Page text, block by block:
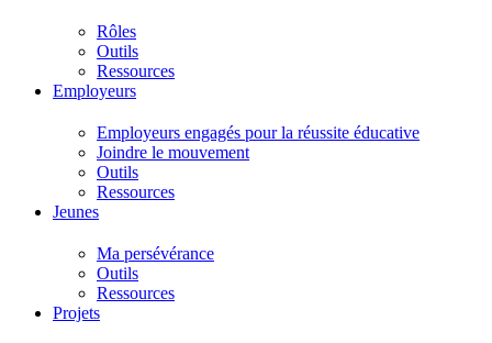
Rôles
Outils
Ressources
Employeurs
Employeurs engagés pour la réussite éducative
Joindre le mouvement
Outils
Ressources
Jeunes
Ma persévérance
Outils
Ressources
Projets